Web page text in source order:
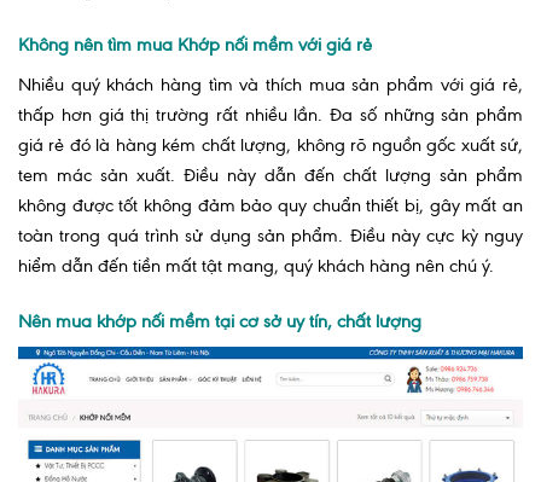
Không nên tìm mua Khớp nối mềm với giá rẻ
Nhiều quý khách hàng tìm và thích mua sản phẩm với giá rẻ,
thấp hơn giá thị trường rất nhiều lần. Đa số những sản phẩm
giá rẻ đó là hàng kém chất lượng, không rõ nguồn gốc xuất sứ,
tem mác sản xuất. Điều này dẫn đến chất lượng sản phẩm
không được tốt không đảm bảo quy chuẩn thiết bị, gây mất an
toàn trong quá trình sử dụng sản phẩm. Điều này cực kỳ nguy
hiểm dẫn đến tiền mất tật mang, quý khách hàng nên chú ý.
Nên mua khớp nối mềm tại cơ sở uy tín, chất lượng